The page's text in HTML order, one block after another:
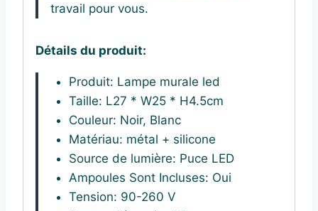
travail pour vous.
Détails du produit:
Produit: Lampe murale led
Taille: L27 * W25 * H4.5cm
Couleur: Noir, Blanc
Matériau: métal + silicone
Source de lumière: Puce LED
Ampoules Sont Incluses: Oui
Tension: 90-260 V